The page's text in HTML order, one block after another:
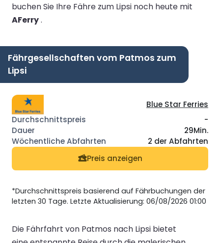
buchen Sie Ihre Fähre zum Lipsi noch heute mit
AFerry.
Fährgesellschaften vom Patmos zum
Lipsi
Blue Star Ferries
-
29Min.
2 der Abfahrten
Preis anzeigen
*Durchschnittspreis basierend auf Fährbuchungen der
letzten 30 Tage. Letzte Aktualisierung: 06/08/2026 01:00
Die Fährfahrt von Patmos nach Lipsi bietet